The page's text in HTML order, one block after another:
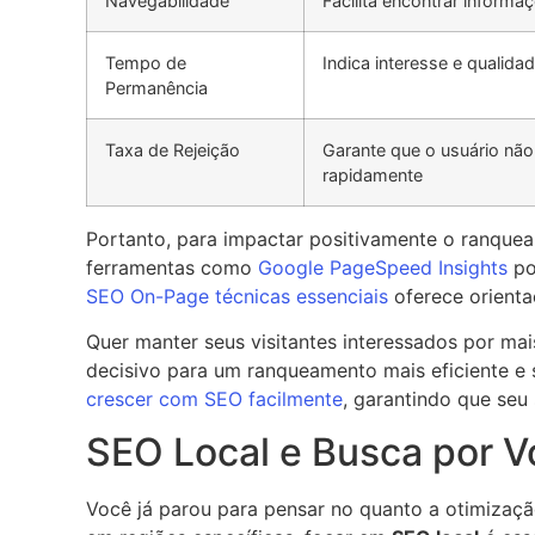
Tempo de
Permanência
Indica interesse e
Taxa de Rejeição
Garante que o usuário
rapidamente
Portanto, para impactar positivamente o
ferramentas como Google PageSpeed Insights
SEO On-Page técnicas essenciais oferece
Quer manter seus visitantes interessados por
decisivo para um ranqueamento mais eficiente
crescer com SEO facilmente, garantindo que
SEO Local e Busca por
Você já parou para pensar no quanto a